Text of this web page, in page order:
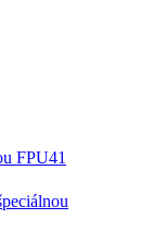
FPU41